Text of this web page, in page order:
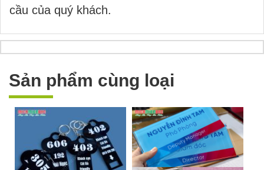
cầu của quý khách.
Sản phẩm cùng loại